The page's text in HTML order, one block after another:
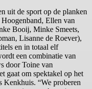
uit de sport op de planken
Ellen van
Booij, Minke Smeets,
Lisanne de Roever),
en in totaal elf
een combinatie van
door Toine van
gaat om spektakel op het
Kenkhuis. “We proberen